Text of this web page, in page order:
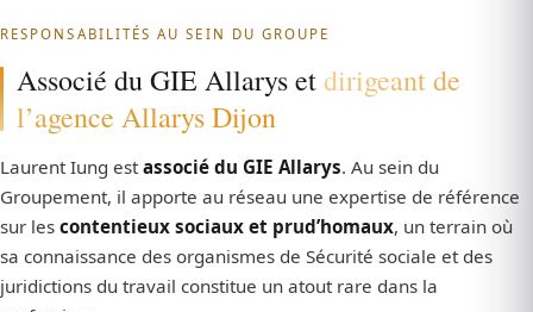
RESPONSABILITÉS AU SEIN DU GROUPE
Associé du GIE Allarys etdirigeant de
l’agence Allarys Dijon
Laurent Iung estassocié du GIE Allarys. Au sein du
Groupement, il apporte au réseau une expertise de référence
sur les contentieux sociaux et prud’homaux, un terrain où
sa connaissance des organismes de Sécurité sociale et des
juridictions du travail constitue un atout rare dans la